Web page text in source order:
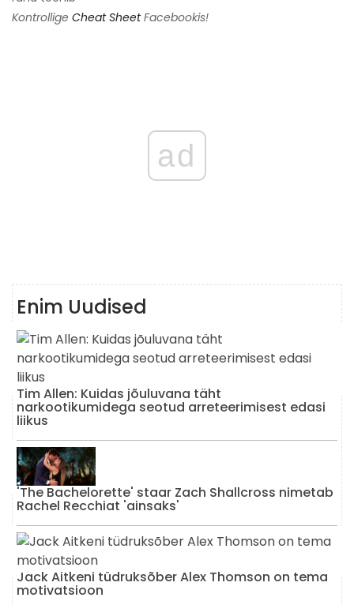
Kontrollige Cheat Sheet Facebookis!
ad
Enim Uudised
Tim Allen: Kuidas jõuluvana täht
narkootikumidega seotud arreteerimisest edasi
liikus
'The Bachelorette' staar Zach Shallcross nimetab
Rachel Recchiat 'ainsaks'
Jack Aitkeni tüdruksõber Alex Thomson on tema
motivatsioon